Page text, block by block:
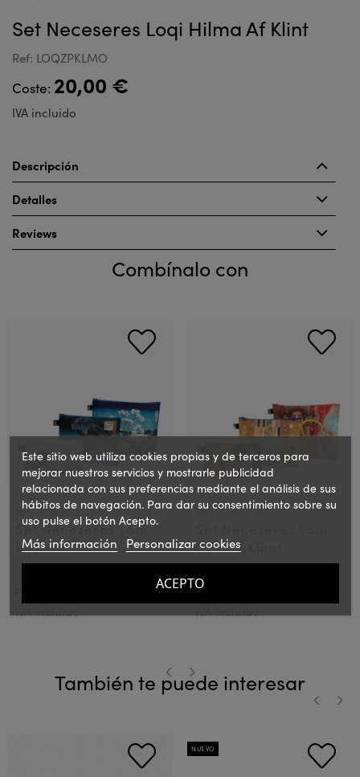
Set Neceseres Loqi Hilma Af Klint
Ref: LOQZPKLMO
Coste: 20,00 €
IVA incluido
Descripción
Detalles
Reviews
Combínalo con
LOQI
Ref.: LOQZPHO
Set Neceseres Loqi
Hokusai
IVA incluido
LOQI
Ref.: LOQZPMUKR
Gustav Klimt
PVPR:
IVA incluido
También te puede interesar
NUEVO
Este sitio web utiliza cookies propias y de terceros para
mejorar nuestros servicios y mostrarle publicidad
relacionada con sus preferencias mediante el análisis de sus
hábitos de navegación. Para dar su consentimiento sobre su
uso pulse el botón Acepto.
Más información Personalizar cookies
ACEPTO